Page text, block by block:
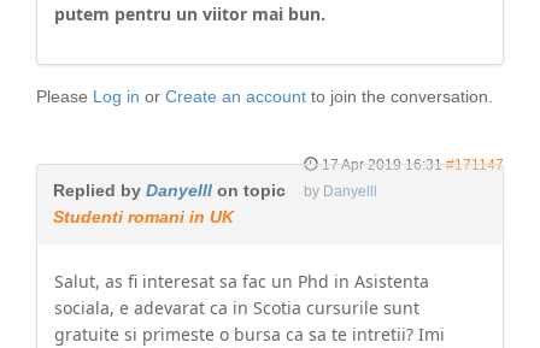
putem pentru un viitor mai bun.
Please Log in or Create an account to join the conversation.
17 Apr 2019 16:31 #171147
by Danyelll
Replied by Danyelll on topic
Studenti romani in UK
Salut, as fi interesat sa fac un Phd in Asistenta
sociala, e adevarat ca in Scotia cursurile sunt
gratuite si primeste o bursa ca sa te intretii? Imi